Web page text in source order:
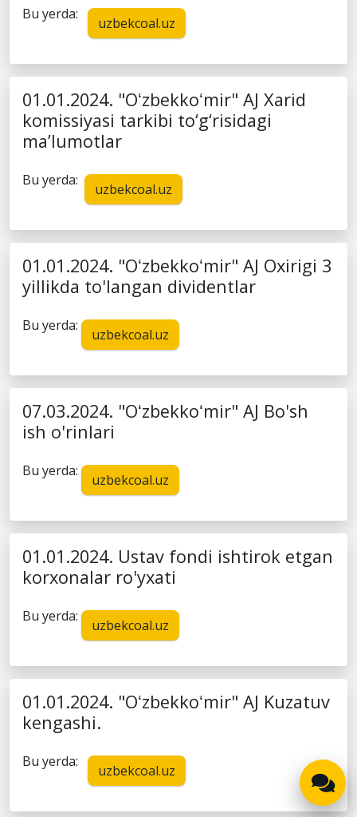
Bu yerda:
uzbekcoal.uz
01.01.2024. "Oʻzbekkoʻmir" AJ Xarid
komissiyasi tarkibi to‘g‘risidagi
ma’lumotlar
Bu yerda:
uzbekcoal.uz
01.01.2024. "Oʻzbekkoʻmir" AJ Oxirigi 3
yillikda to'langan dividentlar
Bu yerda:
uzbekcoal.uz
07.03.2024. "Oʻzbekkoʻmir" AJ Bo'sh
ish o'rinlari
Bu yerda:
uzbekcoal.uz
01.01.2024. Ustav fondi ishtirok etgan
korxonalar ro'yxati
Bu yerda:
uzbekcoal.uz
01.01.2024. "Oʻzbekkoʻmir" AJ Kuzatuv
kengashi.
Bu yerda:
uzbekcoal.uz